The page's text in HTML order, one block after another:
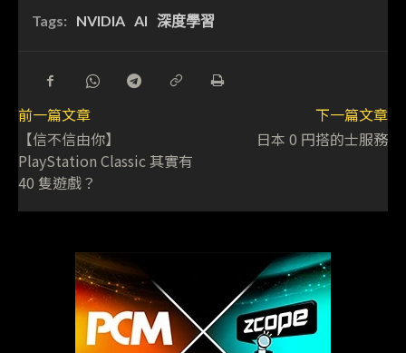
Tags: NVIDIA AI 深度學習
前一篇文章
【信不信由你】
PlayStation Classic 其實有
40 隻遊戲？
下一篇文章
日本 0 円搭的士服務